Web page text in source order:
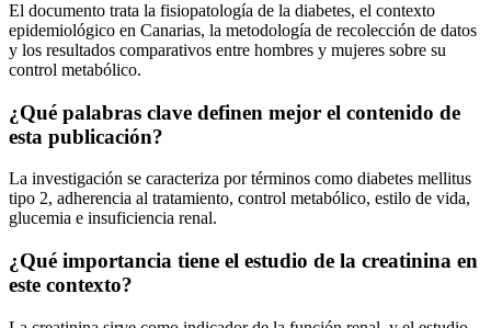
El documento trata la fisiopatología de la diabetes, el contexto
epidemiológico en Canarias, la metodología de recolección de datos
y los resultados comparativos entre hombres y mujeres sobre su
control metabólico.
¿Qué palabras clave definen mejor el contenido de
esta publicación?
La investigación se caracteriza por términos como diabetes mellitus
tipo 2, adherencia al tratamiento, control metabólico, estilo de vida,
glucemia e insuficiencia renal.
¿Qué importancia tiene el estudio de la creatinina en
este contexto?